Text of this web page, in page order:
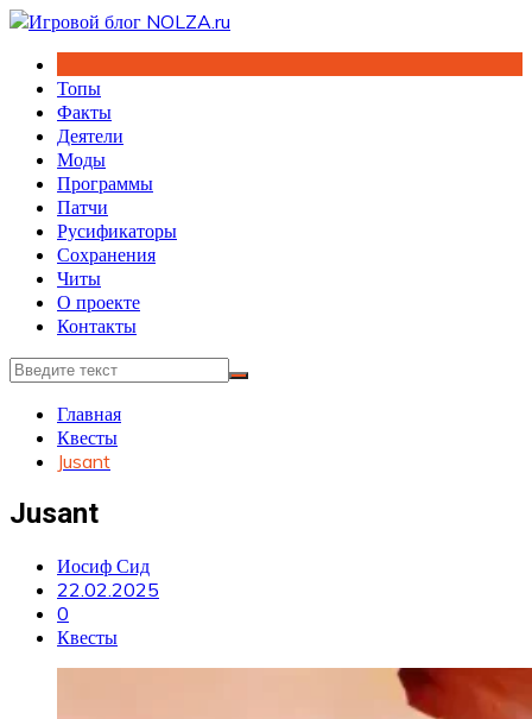
Перейти
содержимому
Топы
Факты
Деятели
Моды
Программы
Патчи
Русификаторы
Сохранения
Читы
О проекте
Контакты
Главная
Квесты
Jusant
Jusant
Иосиф Сид
22.02.2025
0
Квесты